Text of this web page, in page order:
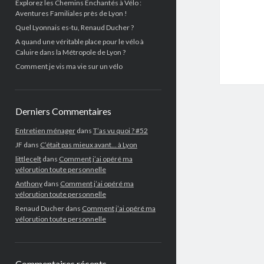
Explorez les Chemins Enchantés à Vélo :
Aventures Familiales près de Lyon !
Quel Lyonnais es-tu, Renaud Ducher ?
A quand une véritable place pour le vélo à
Caluire dans la Métropole de Lyon ?
Comment je vis ma vie sur un vélo
Derniers Commentaires
Entretien ménagerdans T’as vu quoi ? #52
JF dans C’était pas mieux avant… à Lyon
littleceltdans Comment j’ai opéré ma
vélorution toute personnelle
Anthonydans Comment j’ai opéré ma
vélorution toute personnelle
Renaud Ducherdans Comment j’ai opéré ma
vélorution toute personnelle